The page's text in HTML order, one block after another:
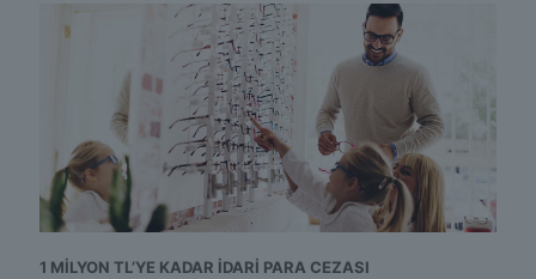
1 MİLYON TL’YE KADAR İDARİ PARA CEZASI